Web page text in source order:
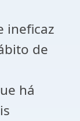
ineficaz
de
há